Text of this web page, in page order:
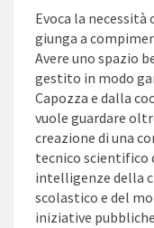
Evoca la
giunga a
Avere uno spazio
gestito in modo
Capozza e dalla
vuole guardare
creazione di una
tecnico scientifico
intelligenze della
scolastico e del
iniziative